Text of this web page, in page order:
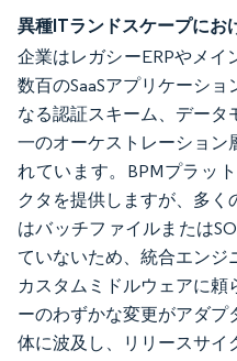
異種ITランドスケープにお
企業はレガシーERPやメイ
数百のSaaSアプリケーシ
なる認証スキーム、デー
一のオーケストレーション
れています。BPMプラッ
クタを提供しますが、多
はバッチファイルまたは
ていないため、統合エンジ
カスタムミドルウェアに頼
ーのわずかな変更がアダプ
体に波及し、リリースサイ